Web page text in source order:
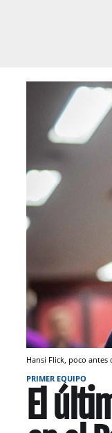
Hansi Flick, poco
PRIMER EQUIPO
El